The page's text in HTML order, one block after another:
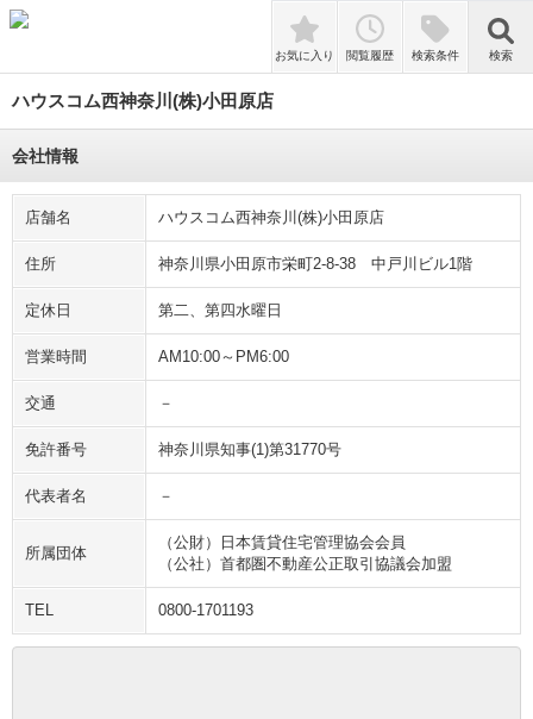
検索
お気に入り 閲覧履歴 検索条件 検索
ハウスコム西神奈川(株)小田原店
会社情報
店舗名 ハウスコム西神奈川(株)小田原店
住所 神奈川県小田原市栄町2-8-38 中戸川ビル1階
定休日 第二、第四水曜日
営業時間 AM10:00～PM6:00
交通 －
免許番号 神奈川県知事(1)第31770号
代表者名 －
所属団体
（公財）日本賃貸住宅管理協会会員
（公社）首都圏不動産公正取引協議会加盟
TEL 0800-1701193